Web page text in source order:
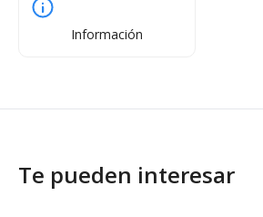
Información
Te pueden interesar